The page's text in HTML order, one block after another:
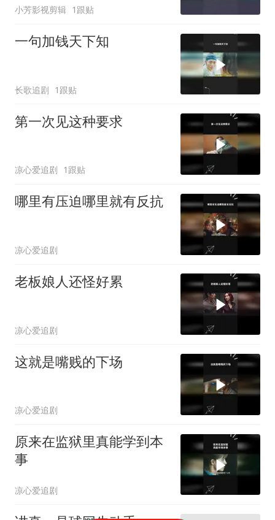
小芳影视剪辑 1跟贴
一句加钱天下知
长歌追剧 1跟贴
第一次见这种要求
凉心爱追剧 1跟贴
哪里有压迫哪里就有反抗
凉心爱追剧
老板娘人还怪好累
凉心爱追剧
这就是嘴贱的下场
凉心爱追剧
原来在监狱里真能学到本
事
凉心爱追剧